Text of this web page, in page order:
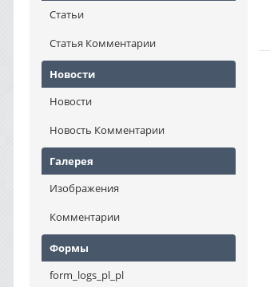
Статьи
Статья Комментарии
Новости
Новости
Новость Комментарии
Галерея
Изображения
Комментарии
Формы
form_logs_pl_pl